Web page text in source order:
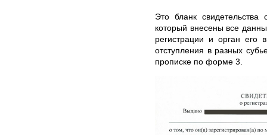
Это бланк
который внесены все
регистрации и орган его
отступления в разных
прописке по форме 3.